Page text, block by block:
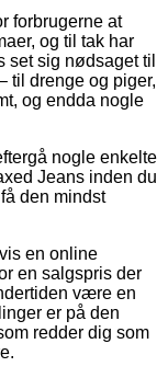
forbrugerne at
og til tak har
sig nødsaget til
til drenge og piger,
og endda nogle
nogle enkelte
Jeans inden du
den mindst
en online
en salgspris der
være en
er på den
redder dig som